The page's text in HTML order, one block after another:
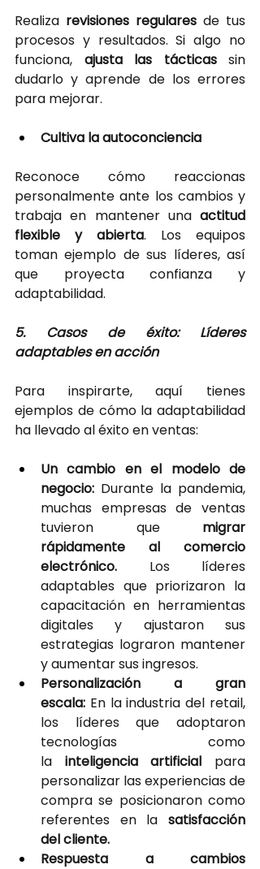
Realiza revisiones regulares de tus
procesos y resultados. Si algo no
funciona,
ajusta las tácticas
sin
dudarlo y aprende de los errores
para mejorar.
Cultiva la autoconciencia
Reconoce cómo reaccionas
personalmente ante los cambios y
trabaja en mantener una actitud
flexible y abierta. Los equipos
toman ejemplo de sus líderes, así
que proyecta confianza y
adaptabilidad.
5. Casos de éxito: Líderes
adaptables en acción
Para inspirarte, aquí tienes
ejemplos de cómo la adaptabilidad
ha llevado al éxito en ventas:
Un cambio en el modelo de
negocio: Durante la pandemia,
muchas empresas de ventas
tuvieron que migrar
rápidamente al comercio
electrónico. Los líderes
adaptables que priorizaron la
capacitación en herramientas
digitales y ajustaron sus
estrategias lograron mantener
y aumentar sus ingresos.
Personalización a gran
escala: En la industria del retail,
los líderes que adoptaron
tecnologías como
la inteligencia artificial para
personalizar las experiencias de
compra se posicionaron como
referentes en la satisfacción
del cliente.
Respuesta a cambios